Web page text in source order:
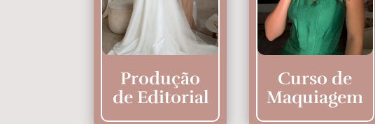
Produção
de Editorial
Curso de
Maquiagem